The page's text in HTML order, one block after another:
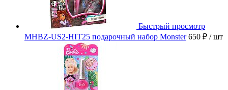
Быстрый просмотр
MHBZ-US2-HIT25 подарочный набор Monster 650 ₽ / шт